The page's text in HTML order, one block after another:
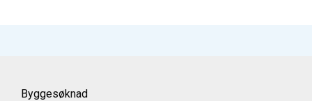
Byggesøknad